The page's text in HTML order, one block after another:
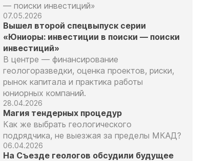
Выставка «Рудник
2026» пройдет в
Екатеринбурге
Подробнее
конференция
— поиски инвестиций»
07.05.2026
Вышел второй спецвыпуск серии
«Юниоры: инвестиции в поиски — поиски
инвестиций»
В центре — финансирование
геологоразведки, оценка проектов, риски,
рынок капитала и практика работы
юниорных компаний.
28.04.2026
Магия тендерных процедур
Как же выбрать геологического
подрядчика, не выезжая за пределы МКАД?
06.04.2026
На Съезде геологов обсудили будущее